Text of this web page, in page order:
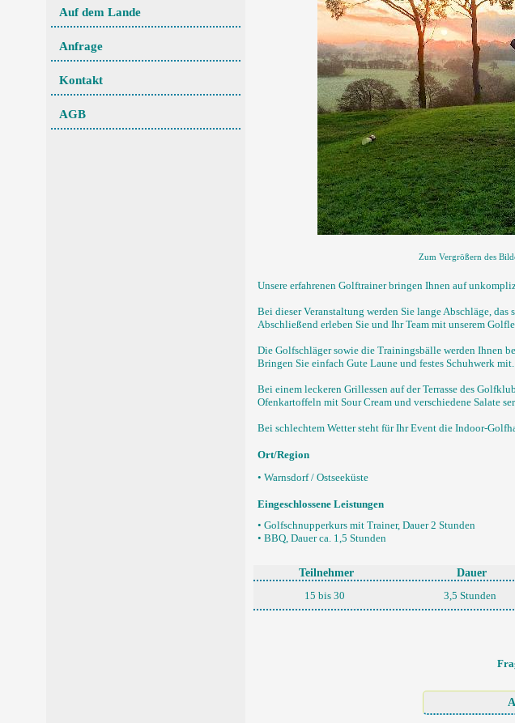
Auf dem Lande
Anfrage
Kontakt
AGB
Zum Vergrößern des
Unsere erfahrenen Golftrainer bringen Ihnen auf
Bei dieser Veranstaltung werden Sie lange Abschläge,
Abschließend erleben Sie und Ihr Team mit unserem
Die Golfschläger sowie die Trainingsbälle werden Ihnen
Bringen Sie einfach Gute Laune und festes Schuhwerk mit.
Bei einem leckeren Grillessen auf der Terrasse des
Ofenkartoffeln mit Sour Cream und verschiedene Salate
Bei schlechtem Wetter steht für Ihr Event die Indoor-
Ort/Region
• Warnsdorf / Ostseeküste
Eingeschlossene Leistungen
• Golfschnupperkurs mit Trainer, Dauer 2 Stunden
• BBQ, Dauer ca. 1,5 Stunden
Teilnehmer Dauer
15 bis 30 3,5 Stunden